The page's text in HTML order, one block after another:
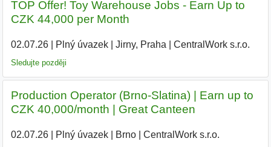
TOP Offer! Toy Warehouse Jobs - Earn Up to
CZK 44,000 per Month
02.07.26| Plný úvazek| Jirny, Praha CentralWork s.r.o.
Sledujte později
Production Operator (Brno-Slatina) | Earn up to
CZK 40,000/month | Great Canteen
02.07.26| Plný úvazek| Brno| CentralWork s.r.o.